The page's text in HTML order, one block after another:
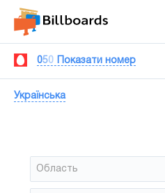
050 Показати номер
Українська
Область